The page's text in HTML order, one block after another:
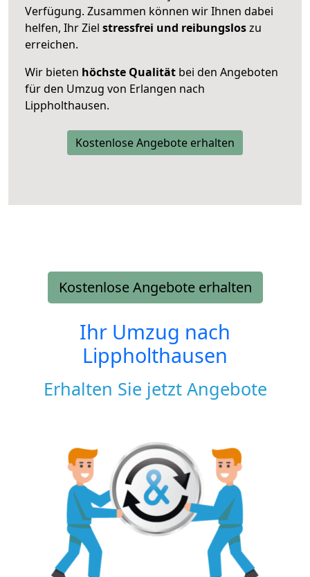
Verfügung. Zusammen können wir Ihnen dabei
helfen, Ihr Ziel stressfrei und reibungsloszu
erreichen.
Wir bieten höchste Qualität bei den Angeboten
für den Umzug von Erlangen nach
Lippholthausen.
Kostenlose Angebote erhalten
Kostenlose Angebote erhalten
Ihr Umzug nach
Lippholthausen
Erhalten Sie jetzt Angebote